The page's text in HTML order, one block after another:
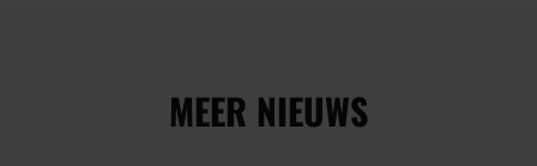
MEER NIEUWS